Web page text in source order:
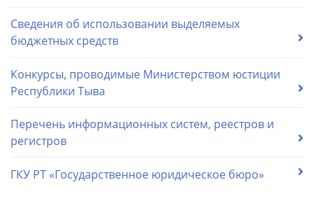
Сведения об использовании выделяемых
бюджетных средств
Конкурсы, проводимые Министерством юстиции
Республики Тыва
Перечень информационных систем, реестров и
регистров
ГКУ РТ «Государственное юридическое бюро»